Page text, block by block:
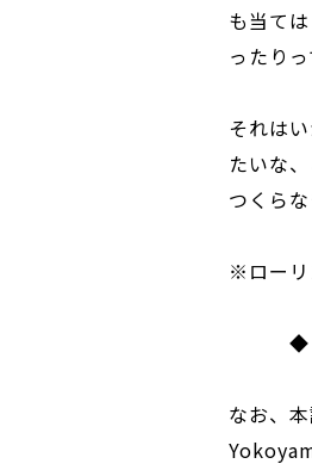
も当て
ったり
それは
たいな
つくら
※ローリ
◆
なお、